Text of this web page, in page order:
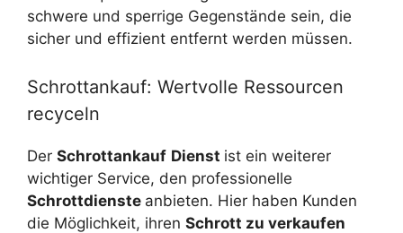
schwere und sperrige Gegenstände sein, die
sicher und effizient entfernt werden müssen.
Schrottankauf: Wertvolle Ressourcen
recyceln
Der Schrottankauf Dienst ist ein weiterer
wichtiger Service, den professionelle
Schrottdienste anbieten. Hier haben Kunden
die Möglichkeit, ihren Schrott zu verkaufen